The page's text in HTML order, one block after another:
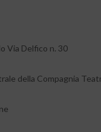
Via Delfico n. 30
della Compagnia